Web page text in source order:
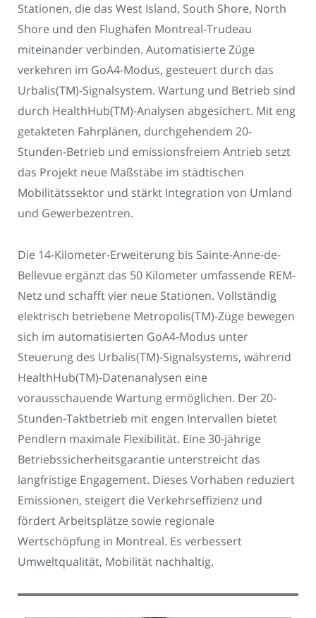
Stationen, die das West Island, South Shore, North
Shore und den Flughafen Montreal-Trudeau
miteinander verbinden. Automatisierte Züge
verkehren im GoA4-Modus, gesteuert durch das
Urbalis(TM)-Signalsystem. Wartung und Betrieb sind
durch HealthHub(TM)-Analysen abgesichert. Mit eng
getakteten Fahrplänen, durchgehendem 20-
Stunden-Betrieb und emissionsfreiem Antrieb setzt
das Projekt neue Maßstäbe im städtischen
Mobilitätssektor und stärkt Integration von Umland
und Gewerbezentren.
Die 14-Kilometer-Erweiterung bis Sainte-Anne-de-
Bellevue ergänzt das 50 Kilometer umfassende REM-
Netz und schafft vier neue Stationen. Vollständig
elektrisch betriebene Metropolis(TM)-Züge bewegen
sich im automatisierten GoA4-Modus unter
Steuerung des Urbalis(TM)-Signalsystems, während
HealthHub(TM)-Datenanalysen eine
vorausschauende Wartung ermöglichen. Der 20-
Stunden-Taktbetrieb mit engen Intervallen bietet
Pendlern maximale Flexibilität. Eine 30-jährige
Betriebssicherheitsgarantie unterstreicht das
langfristige Engagement. Dieses Vorhaben reduziert
Emissionen, steigert die Verkehrseffizienz und
fördert Arbeitsplätze sowie regionale
Wertschöpfung in Montreal. Es verbessert
Umweltqualität, Mobilität nachhaltig.